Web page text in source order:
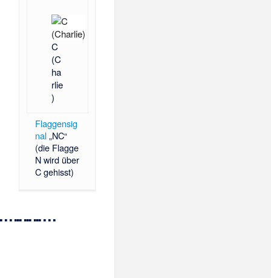
C
(C
ha
rlie
)
Flaggensig
nal„NC“
(die Flagge
N wird über
C gehisst)
▄ ▄ ▄ ▄▄▄ ▄▄▄ ▄▄▄ ▄ ▄ ▄